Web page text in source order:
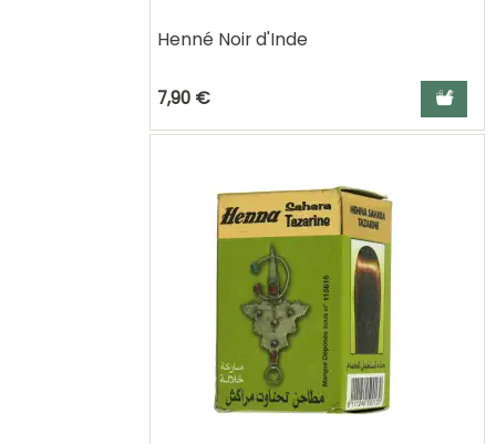
Henné Noir d'Inde
7,90 € Ajouter